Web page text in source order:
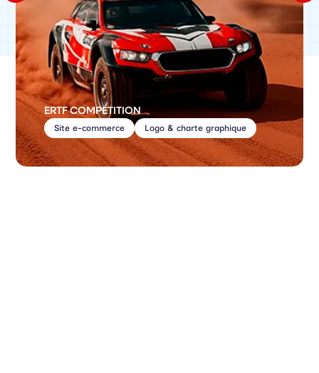
ERTF COMPÉTITION
Site e-commerce Logo & charte graphique